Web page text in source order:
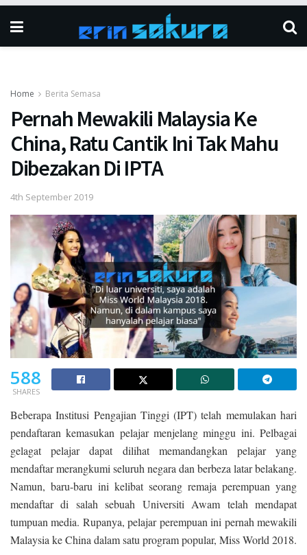
Home Berita Semasa
Pernah Mewakili Malaysia Ke
China, Ratu Cantik Ini Tak Mahu
Dibezakan Di IPTA
4th September 2019
588
SHARES
Beberapa Institusi Pengajian Tinggi (IPT) telah memulakan hari
pendaftaran kemasukan pelajar menjelang minggu ini. Pelbagai
gelagat pelajar dapat dilihat memandangkan pelajar yang
mendaftar merangkumi seluruh negara dan berbeza latar belakang.
Namun, baru-baru ini kelibat seorang remaja perempuan yang
mendaftar di salah sebuah Universiti Awam telah mendapat
tumpuan media. Rupanya, pelajar perempuan ini pernah mewakili
Malaysia ke China dalam satu program popular, Miss World 2018.